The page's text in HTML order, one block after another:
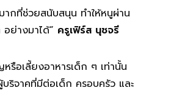
กที่ช่วยสนับสนุน ทำให้หนูผ่าน
ย่างมาได้” ครูเฟิร์ส นุชจรี
รือเลี้ยงอาหารเด็ก ๆ เท่านั้น
ริจาคที่มีต่อเด็ก ครอบครัว และ